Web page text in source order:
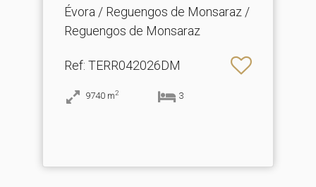
Évora / Reguengos de Monsaraz /
Reguengos de Monsaraz
Ref: TERR042026DM
9740 m2 3